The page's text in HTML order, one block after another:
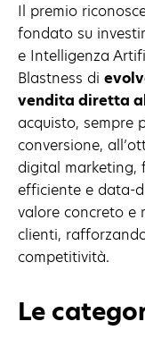
Il premio
fondato su
e Intelligenza
Blastness di
vendita diretta
acquisto, sempre
conversione,
digital marketing,
efficiente e data-
valore concreto e
clienti,
competitività.
Le